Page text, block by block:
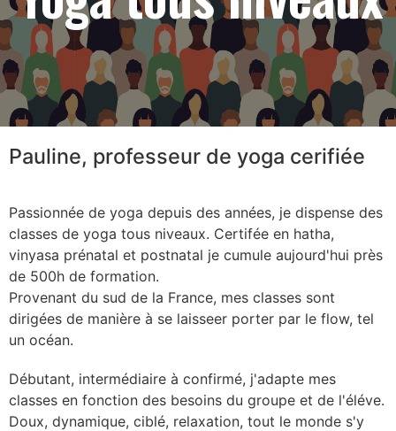
Pauline, professeur de yoga cerifiée
Passionnée de yoga depuis des années, je dispense des
classes de yoga tous niveaux. Certifée en hatha,
vinyasa prénatal et postnatal je cumule aujourd'hui près
de 500h de formation.
Provenant du sud de la France, mes classes sont
dirigées de manière à se laisseer porter par le flow, tel
un océan.
Débutant, intermédiaire à confirmé, j'adapte mes
classes en fonction des besoins du groupe et de l'éléve.
Doux, dynamique, ciblé, relaxation, tout le monde s'y